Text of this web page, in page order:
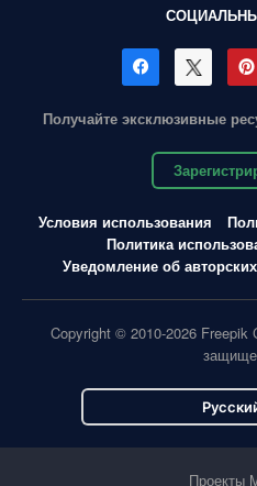
Получайте эксклюзивные
Условия использования
Политика
Уведомление об
Copyright © 2010-2026 Freepik
Проекты